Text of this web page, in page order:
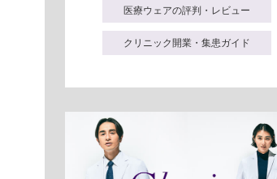
医療ウェアの評判・レビュー
クリニック開業・集患ガイド